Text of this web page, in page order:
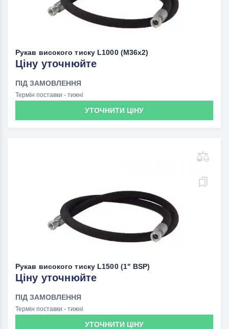
Рукав високого тиску L1000 (M36х2)
Ціну уточнюйте
ПІД ЗАМОВЛЕННЯ
Термін поставки - тижні
УТОЧНИТИ ЦІНУ
Рукав високого тиску L1500 (1" BSP)
Ціну уточнюйте
ПІД ЗАМОВЛЕННЯ
Термін поставки - тижні
УТОЧНИТИ ЦІНУ